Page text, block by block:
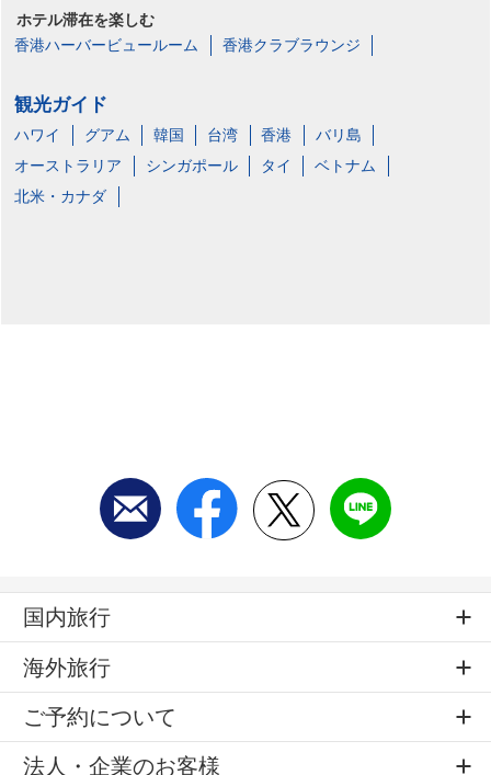
ホテル滞在を楽しむ
香港ハーバービュールーム
香港クラブラウンジ
観光ガイド
ハワイ グアム 韓国 台湾 香港
バリ島
オーストラリア
シンガポール タイ
ベトナム
北米・カナダ
国内旅行
海外旅行
ご予約について
法人・企業のお客様